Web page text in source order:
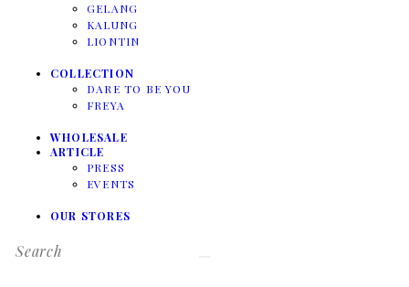
GELANG
KALUNG
LIONTIN
COLLECTION
DARE TO BE YOU
FREYA
WHOLESALE
ARTICLE
PRESS
EVENTS
OUR STORES